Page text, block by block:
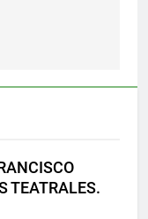
TEATRALES.